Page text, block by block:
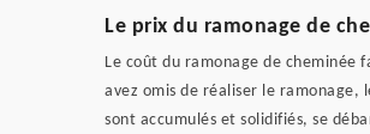
Le prix du ramonage de
Le coût du ramonage de cheminée
avez omis de réaliser le ramonage,
sont accumulés et solidifiés, se